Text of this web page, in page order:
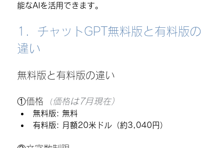
能なAIを活用できます。
1.  チャットGPT無料版と有料版の
違い
無料版と有料版の違い
①価格 （価格は7月現在）
無料版: 無料
有料版: 月額20米ドル（約3,040円）